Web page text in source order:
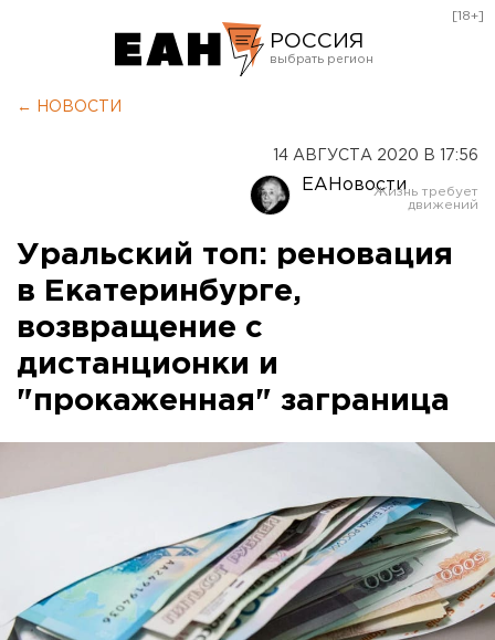
РОССИЯ
Оренбург
[18+]
← НОВОСТИ
14 АВГУСТА 2020 В 17:56
ЕАНовости
Уральский топ: реновация
в Екатеринбурге,
возвращение с
дистанционки и
"прокаженная" заграница